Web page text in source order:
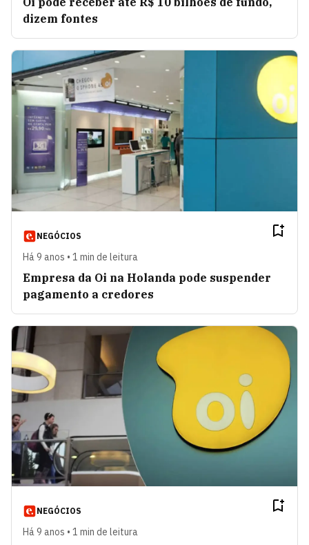
dizem fontes
NEGÓCIOS
Há 9 anos • 1 min de leitura
Empresa da Oi na Holanda pode suspender
pagamento a credores
NEGÓCIOS
Há 9 anos • 1 min de leitura